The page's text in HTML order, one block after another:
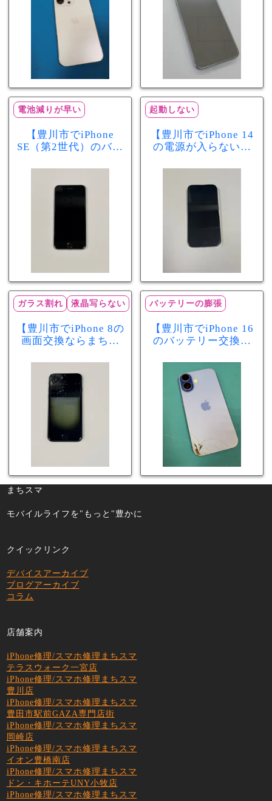
電池減りが早い
【豊川市でiPhone
SE（第2世代）のバッ
スマ豊川店】電池の
減りが早い症状も当
起動しない
【豊川市でiPhone 14
の電源が入らない修
店】バッテリー交換
で復旧するケースも
あります！
ガラス割れ 液晶写らない
【豊川市でiPhone 8の
画面交換ならまちス
れ・液晶不良も当日
60分で修理可能！
バッテリーの膨張
【豊川市でiPhone 16
のバッテリー交換な
少し膨張したバッテ
リーも当日90分で安
心修理！
まちスマ
モバイルライフを"もっと"豊かに
クイックリンク
デバイスアーカイブ
ブログアーカイブ
コラム
店舗案内
iPhone修理/スマホ修理まちスマ
テラスウォーク一宮店
iPhone修理/スマホ修理まちスマ
豊川店
iPhone修理/スマホ修理まちスマ
豊田市駅前GAZA専門店街
iPhone修理/スマホ修理まちスマ
岡崎店
iPhone修理/スマホ修理まちスマ
イオン豊橋南店
iPhone修理/スマホ修理まちスマ
ドン・キホーテUNY小牧店
iPhone修理/スマホ修理まちスマ